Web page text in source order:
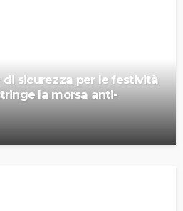
di sicurezza per le festività
la morsa anti-